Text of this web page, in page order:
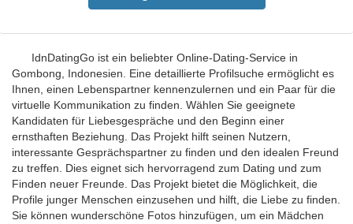
IdnDatingGo ist ein beliebter Online-Dating-Service in
Gombong, Indonesien. Eine detaillierte Profilsuche ermöglicht es
Ihnen, einen Lebenspartner kennenzulernen und ein Paar für die
virtuelle Kommunikation zu finden. Wählen Sie geeignete
Kandidaten für Liebesgespräche und den Beginn einer
ernsthaften Beziehung. Das Projekt hilft seinen Nutzern,
interessante Gesprächspartner zu finden und den idealen Freund
zu treffen. Dies eignet sich hervorragend zum Dating und zum
Finden neuer Freunde. Das Projekt bietet die Möglichkeit, die
Profile junger Menschen einzusehen und hilft, die Liebe zu finden.
Sie können wunderschöne Fotos hinzufügen, um ein Mädchen